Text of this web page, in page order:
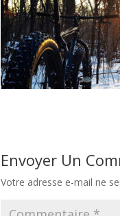
Envoyer Un
Votre adresse e-mail ne